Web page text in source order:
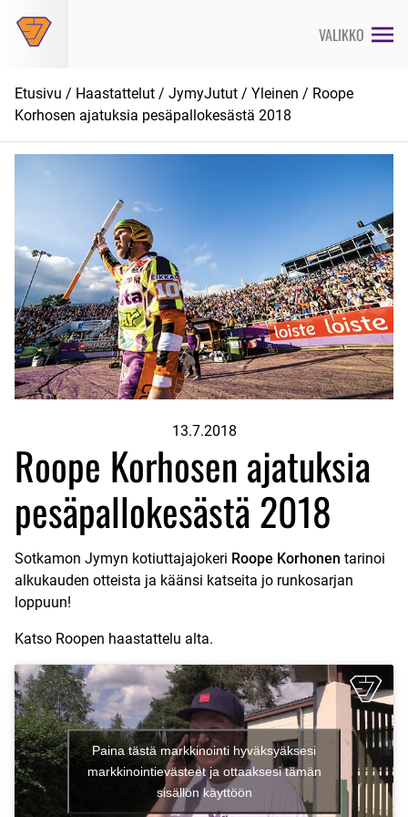
suoraan
VALIKKO
Etusivu / Haastattelut / JymyJutut / Yleinen / Roope
Korhosen ajatuksia pesäpallokesästä 2018
13.7.2018
Roope Korhosen ajatuksia
pesäpallokesästä 2018
Sotkamon Jymyn kotiuttajajokeri Roope Korhonen tarinoi
alkukauden otteista ja käänsi katseita jo runkosarjan
loppuun!
Katso Roopen haastattelu alta.
Paina tästä markkinointi hyväksyäksesi
markkinointievästeet ja ottaaksesi tämän
sisällön käyttöön